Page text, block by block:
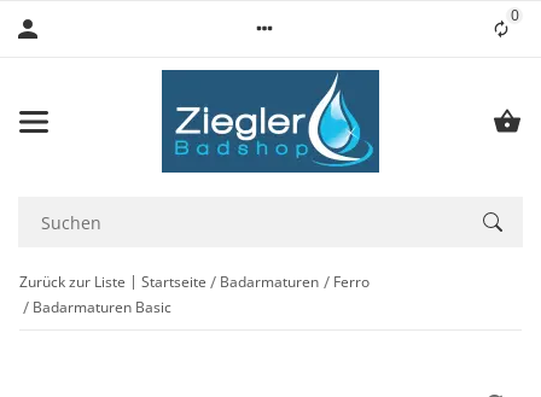
0
Zurück zur Liste Startseite Badarmaturen
Ferro
Badarmaturen Basic